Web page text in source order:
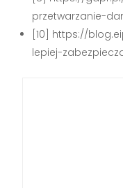
przetwarzanie-
[10] https://
lepiej-